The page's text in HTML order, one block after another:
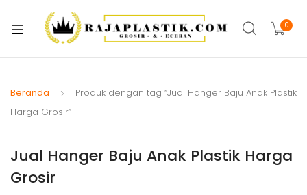
0
Beranda
Produk dengan tag “Jual Hanger Baju Anak Plastik
Harga Grosir”
Jual Hanger Baju Anak Plastik Harga
Grosir